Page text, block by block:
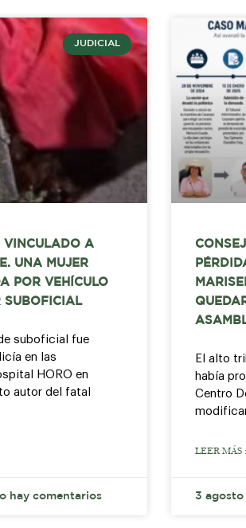
JUDICIAL
VINCULADO A
UNA MUJER
POR VEHÍCULO
SUBOFICIAL
suboficial fue
en las
HORO en
autor del fatal
hay comentarios
El alto
había
Centro
LEER MÁS
3